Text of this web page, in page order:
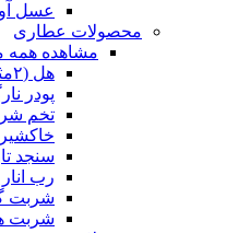
عسل
محصولات عطاری
مشاهده
هل (۲مثقال)
پودر
تخم
خاکشیر
سنجد
رب
شربت
شربت